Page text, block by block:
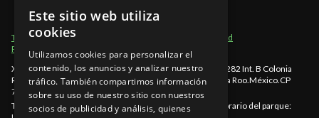
Términos de Uso
Aviso de Privacidad
Políticas de cancelación
Xcaret - México, Carretera Chetumal - Puerto Juárez km 282 Int. B Colonia
Rancho Xcaret,Playa del Carmen 998-883-3143,Quintana Roo México CP
77580
Teléfono Cancún: 998-883-3143www.xcaret.com/es/
Horario del parque:
PT
Este sitio web utiliza
cookies
Utilizamos cookies para personalizar el
contenido, los anuncios y analizar nuestro
tráfico. También compartimos información
sobre su uso de nuestro sitio con nuestros
socios de publicidad y análisis, quienes